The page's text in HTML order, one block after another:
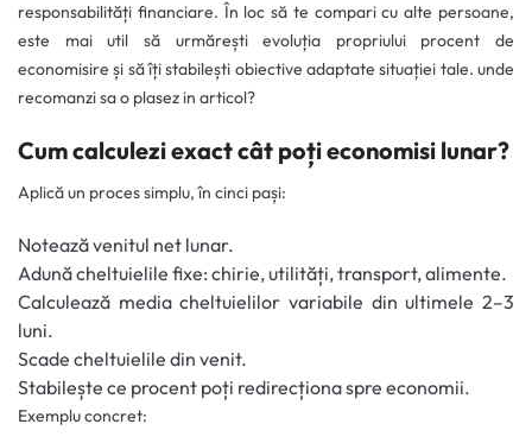
responsabilități financiare. În loc să te compari cu alte persoane,
este mai util să urmărești evoluția propriului procent de
economisire și să îți stabilești obiective adaptate situației tale. unde
recomanzi sa o plasez in articol?
Cum calculezi exact cât poți economisi lunar?
Aplică un proces simplu, în cinci pași:
Notează venitul net lunar.
Adună cheltuielile fixe: chirie, utilități, transport, alimente.
Calculează media cheltuielilor variabile din ultimele 2–3
luni.
Scade cheltuielile din venit.
Stabilește ce procent poți redirecționa spre economii.
Exemplu concret: